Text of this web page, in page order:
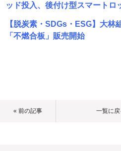
ッド投入、後付け型スマートロ
【脱炭素・SDGs・ESG】大林
「不燃合板」販売開始
« 前の記事 一覧に戻